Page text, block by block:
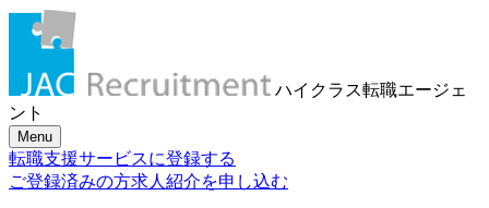
ハイクラス転職エージェ
ント
Menu
転職支援サービスに登録する
ご登録済みの方求人紹介を申し込む